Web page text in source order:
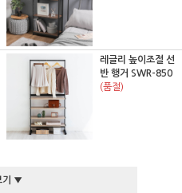
레글리 높이조절 선
반 행거 SWR-850
(품절)
기 ▼